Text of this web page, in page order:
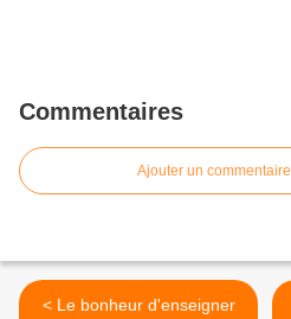
Commentaires
Ajouter un commentaire
< Le bonheur d'enseigner